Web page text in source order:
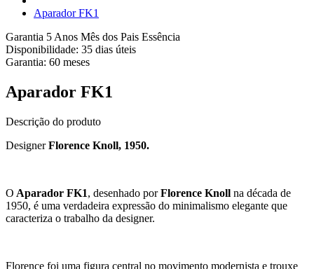
Aparador FK1
Garantia 5 Anos Mês dos Pais Essência
Disponibilidade: 35 dias úteis
Garantia: 60 meses
Aparador FK1
Descrição do produto
DesignerFlorence Knoll, 1950.
O Aparador FK1, desenhado porFlorence Knoll na década de
1950, é uma verdadeira expressão do minimalismo elegante que
caracteriza o trabalho da designer.
Florence foi uma figura central no movimento modernista e trouxe